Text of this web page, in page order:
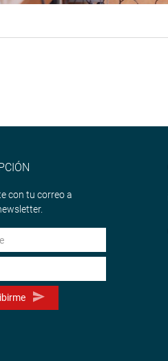
con tu correo a